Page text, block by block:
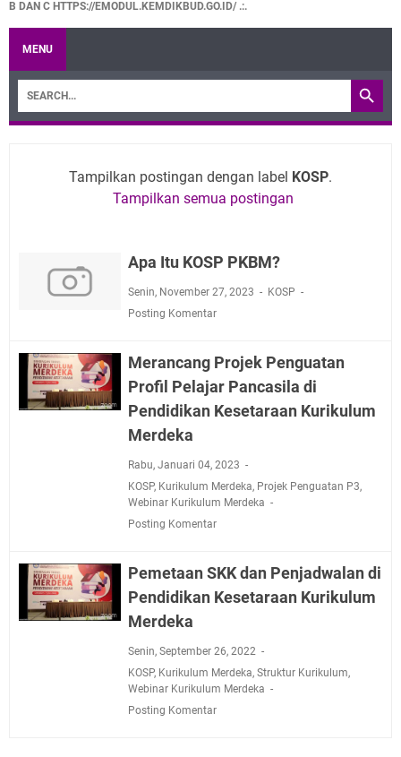
B DAN C HTTPS://EMODUL.KEMDIKBUD.GO.ID/ .:.
MENU
Tampilkan postingan dengan label KOSP.
Tampilkan semua postingan
Apa Itu KOSP PKBM?
Senin, November 27, 2023
KOSP
Posting Komentar
Merancang Projek Penguatan
Profil Pelajar Pancasila di
Pendidikan Kesetaraan Kurikulum
Merdeka
Rabu, Januari 04, 2023
KOSP, Kurikulum Merdeka, Projek Penguatan P3,
Webinar Kurikulum Merdeka
Posting Komentar
Pemetaan SKK dan Penjadwalan di
Pendidikan Kesetaraan Kurikulum
Merdeka
Senin, September 26, 2022
KOSP, Kurikulum Merdeka, Struktur Kurikulum,
Webinar Kurikulum Merdeka
Posting Komentar